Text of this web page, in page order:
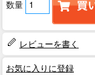
数量
レビューを書く
お気に入りに登録